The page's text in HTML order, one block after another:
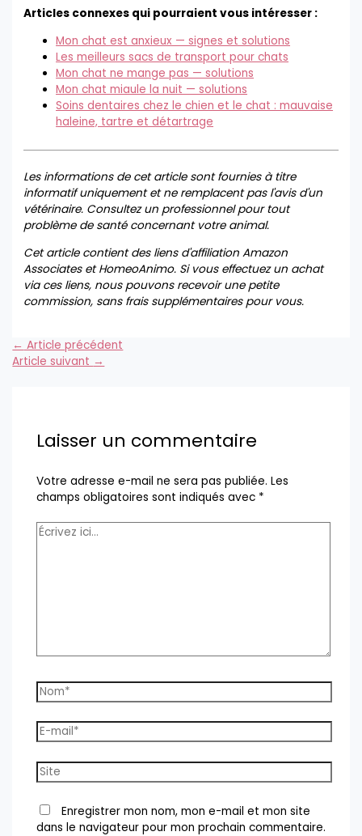
Articles connexes qui pourraient vous intéresser :
Mon chat est anxieux — signes et solutions
Les meilleurs sacs de transport pour chats
Mon chat ne mange pas — solutions
Mon chat miaule la nuit — solutions
Soins dentaires chez le chien et le chat : mauvaise
haleine, tartre et détartrage
Les informations de cet article sont fournies à titre
informatif uniquement et ne remplacent pas l'avis d'un
vétérinaire. Consultez un professionnel pour tout
problème de santé concernant votre animal.
Cet article contient des liens d'affiliation Amazon
Associates et HomeoAnimo. Si vous effectuez un achat
via ces liens, nous pouvons recevoir une petite
commission, sans frais supplémentaires pour vous.
← Article précédent
Article suivant →
Laisser un commentaire
Votre adresse e-mail ne sera pas publiée. Les
champs obligatoires sont indiqués avec *
Écrivez
Nom*
E-
mail*
Site
Enregistrer mon nom, mon e-mail et mon site
dans le navigateur pour mon prochain commentaire.